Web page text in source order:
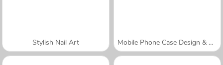
Stylish Nail Art Mobile Phone Case Design & DIY